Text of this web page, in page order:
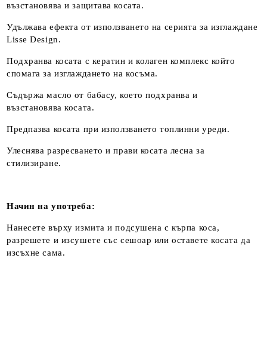
възстановява и защитава косата.
Удължава ефекта от използването на серията за изглаждане
Lisse Design.
Подхранва косата с кератин и колаген комплекс който
спомага за изглаждането на косъма.
Съдържа масло от бабасу, което подхранва и
възстановява косата.
Предпазва косата при използването топлинни уреди.
Улеснява разресването и прави косата лесна за
стилизиране.
Начин на употреба:
Нанесете върху измита и подсушена с кърпа коса,
разрешете и изсушете със сешоар или оставете косата да
изсъхне сама.